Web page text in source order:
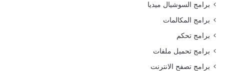
برامج السوشيال ميديا
برامج المكالمات
برامج تحكم
برامج تحميل ملفات
برامج تصفح الانترنت